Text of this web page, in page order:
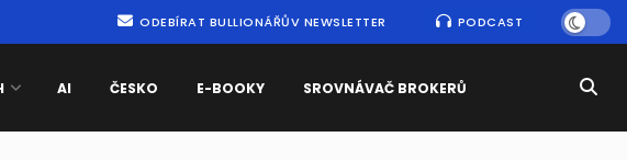
ODEBÍRAT BULLIONÁŘŮV NEWSLETTER PODCAST
AI ČESKO E-BOOKY SROVNÁVAČ BROKERŮ